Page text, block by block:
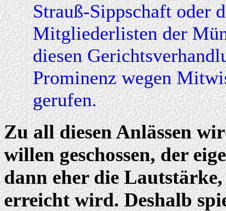
Strauß-Sippschaft oder
Mitgliederlisten der
diesen
Prominenz wegen
gerufen.
Zu all diesen Anlässen
willen geschossen, der
dann eher die
erreicht wird. Deshalb